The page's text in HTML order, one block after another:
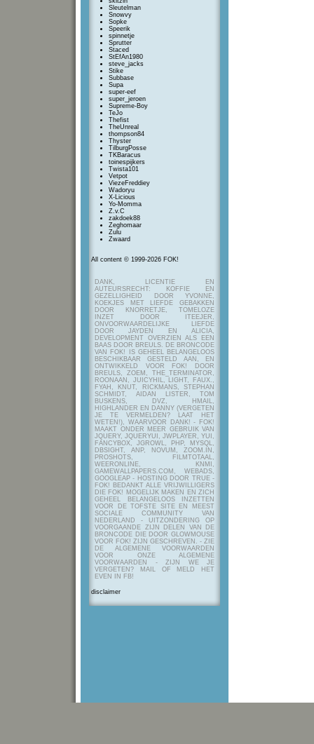
Sleutelman
Snowvy
Sopke
Speerik
spinnetje
Sprutter
Staced
StEfAn1980
steve_jacks
Stike
Subbase
Supa
super-eef
super_jeroen
Supreme-Boy
TeJo
Thefist
TheUnreal
thompson84
Thyster
TilburgPosse
TKBaracus
toinespijkers
Twista101
Vetpot
ViezeFreddiey
Wadoryu
X-Licious
Yo-Momma
Z.v.C
zakdoek88
Zeghomaar
Zulu
Zwaard
All content © 1999-2026 FOK!
DANK, LICENTIE EN
AUTEURSRECHT: KOFFIE EN
GEZELLIGHEID DOOR YVONNE,
KOEKJES MET LIEFDE GEBAKKEN
DOOR KNORRETJE, TOMELOZE
INZET DOOR ITEEJER,
ONVOORWAARDELIJKE LIEFDE
DOOR JAYDEN EN ALICIA,
DEVELOPMENT OVERZIEN ALS EEN
BAAS DOOR BREULS. DE BRONCODE
VAN FOK! IS GEHEEL BELANGELOOS
BESCHIKBAAR GESTELD AAN, EN
ONTWIKKELD VOOR FOK! DOOR
BREULS, ZOEM, THE_TERMINATOR,
ROONAAN, JUICYHIL, LIGHT, FAUX.,
FYAH, KNUT, RICKMANS, STEPHAN
SCHMIDT, AIDAN LISTER, TOM
BUSKENS, DVZ, HMAIL,
HIGHLANDER EN DANNY (VERGETEN
JE TE VERMELDEN? LAAT HET
WETEN!), WAARVOOR DANK! - FOK!
MAAKT ONDER MEER GEBRUIK VAN
JQUERY, JQUERYUI, JWPLAYER, YUI,
FANCYBOX, JGROWL, PHP, MYSQL,
DBSIGHT, ANP, NOVUM, ZOOM.IN,
PROSHOTS, FILMTOTAAL,
WEERONLINE, KNMI,
GAMEWALLPAPERS.COM, WEBADS,
GOOGLEAP - HOSTING DOOR TRUE -
FOK! BEDANKT ALLE VRIJWILLIGERS
DIE FOK! MOGELIJK MAKEN EN ZICH
GEHEEL BELANGELOOS INZETTEN
VOOR DE TOFSTE SITE EN MEEST
SOCIALE COMMUNITY VAN
NEDERLAND - UITZONDERING OP
VOORGAANDE ZIJN DELEN VAN DE
BRONCODE DIE DOOR GLOWMOUSE
VOOR FOK! ZIJN GESCHREVEN. - ZIE
DE ALGEMENE VOORWAARDEN
VOOR ONZE ALGEMENE
VOORWAARDEN - ZIJN WE JE
VERGETEN? MAIL OF MELD HET
EVEN IN FB!
disclaimer